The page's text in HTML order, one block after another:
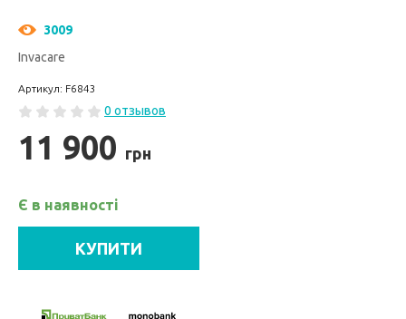
3009
Invacare
Артикул: F6843
0 отзывов
11 900 грн
Є в наявності
КУПИТИ